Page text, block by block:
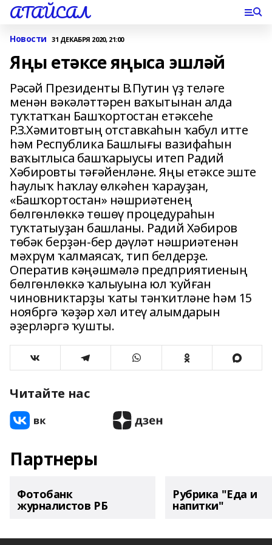
АТАЙСАЛ
Новости 31 ДЕКАБРЯ 2020, 21:00
Яңы етәксе яңыса эшләй
Рәсәй Президенты В.Путин үҙ теләге
менән вәкәләттәрен ваҡытынан алда
туҡтатҡан Башҡортостан етәксеһе
Р.З.Хәмитовтың отставкаһын ҡабул итте
һәм Республика Башлығы вазифаһын
ваҡытлыса башҡарыусы итеп Радий
Хәбировты тәғәйенләне. Яңы етәксе эште
һаулыҡ һаҡлау өлкәһен ҡарауҙан,
«Башҡортостан» нәшриәтенең
бөлгөнлөккә төшөү процедураһын
туҡтатыуҙан башланы. Радий Хәбиров
төбәк берҙән-бер дәүләт нәшриәтенән
мәхрүм ҡалмаясаҡ, тип белдерҙе.
Оператив кәңәшмәлә предприятиеның
бөлгөнлөккә ҡалыуына юл ҡуйған
чиновниктарҙы ҡаты тәнҡитләне һәм 15
ноябргә ҡәҙәр хәл итеү алымдарын
әҙерләргә ҡушты.
Читайте нас
Партнеры
Фотобанк
журналистов РБ
Рубрика "Еда и
напитки"